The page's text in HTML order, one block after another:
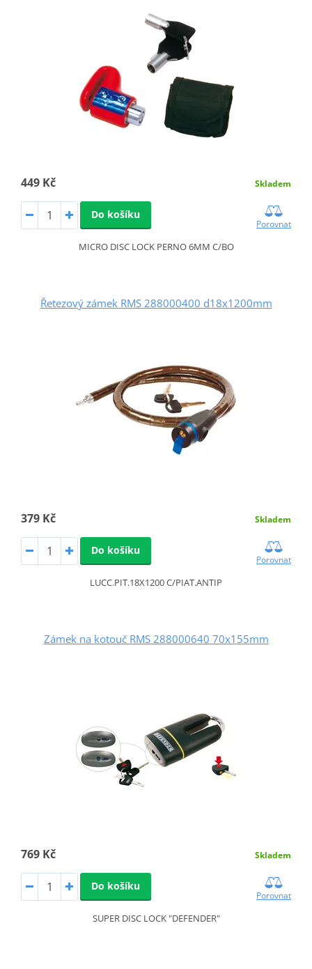
449 Kč Skladem
Do košíku
Porovnat
MICRO DISC LOCK PERNO 6MM C/BO
Řetezový zámek RMS 288000400 d18x1200mm
379 Kč Skladem
Do košíku
Porovnat
LUCC.PIT.18X1200 C/PIAT.ANTIP
Zámek na kotouč RMS 288000640 70x155mm
769 Kč Skladem
Do košíku
Porovnat
SUPER DISC LOCK "DEFENDER"